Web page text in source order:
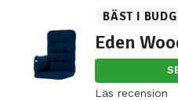
BÄST I
Eden
Läs recension